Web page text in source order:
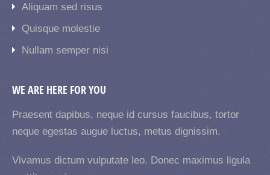
Aliquam sed risus
Quisque molestie
Nullam semper nisi
WE ARE HERE FOR YOU
Praesent dapibus, neque id cursus faucibus, tortor
neque egestas augue luctus, metus dignissim.
Vivamus dictum vulputate leo. Donec maximus ligula